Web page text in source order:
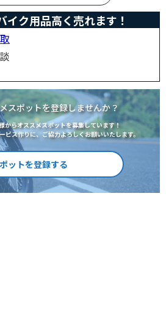
イク用品高く売れます！
スポットを登録しませんか？
からオススメスポットを募集しています！
ビス作りに、ご協力よろしくお願いいたします。
ットを登録する